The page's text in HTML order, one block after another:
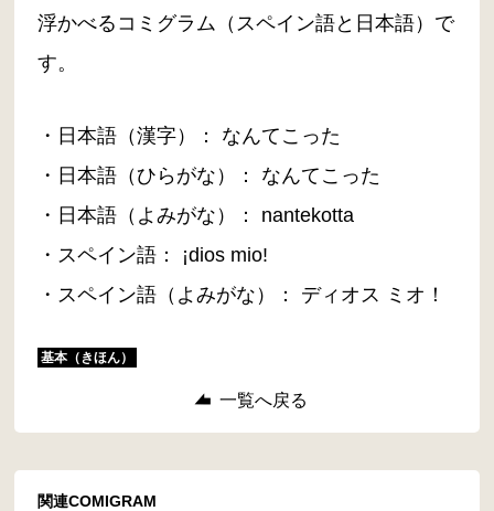
浮かべるコミグラム（スペイン語と日本語）で
す。
・日本語（漢字）： なんてこった
・日本語（ひらがな）： なんてこった
・日本語（よみがな）： nantekotta
・スペイン語： ¡dios mio!
・スペイン語（よみがな）： ディオス ミオ！
基本（きほん）
一覧へ戻る
関連COMIGRAM